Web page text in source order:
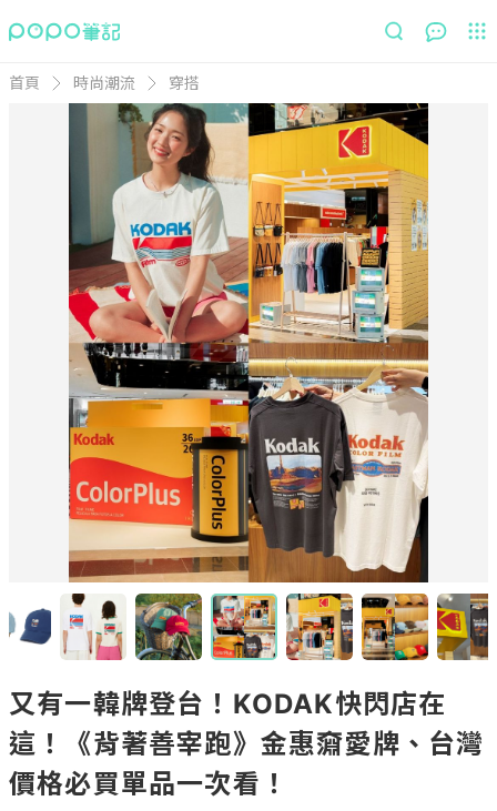
首頁 時尚潮流 穿搭
又有一韓牌登台！KODAK快閃店在
這！《背著善宰跑》金惠奫愛牌、台灣
價格必買單品一次看！